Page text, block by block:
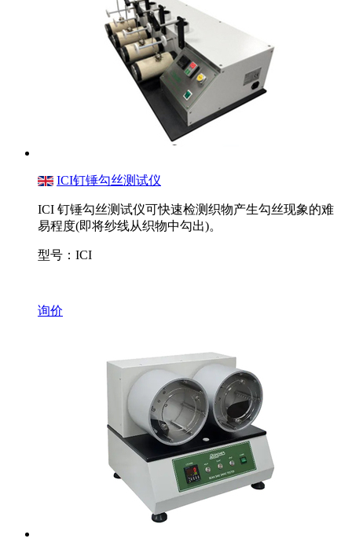
ICI钉锤勾丝测试仪
ICI 钉锤勾丝测试仪可快速检测织物产生勾丝现象的难
易程度(即将纱线从织物中勾出)。
型号：ICI
询价